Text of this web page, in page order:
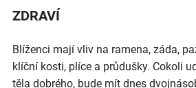
ZDRAVÍ
Blíženci mají vliv na ramena, záda,
klíční kosti, plíce a průdušky. Cokoli
těla dobrého, bude mít dnes